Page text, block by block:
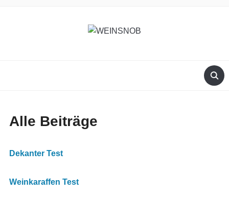
Alle Beiträge
Dekanter Test
Weinkaraffen Test